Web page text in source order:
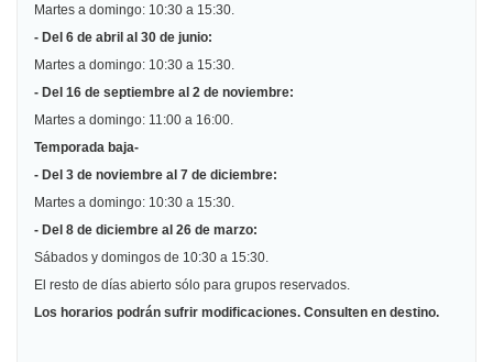
Martes a domingo: 10:30 a 15:30.
- Del 6 de abril al 30 de junio:
Martes a domingo: 10:30 a 15:30.
- Del 16 de septiembre al 2 de noviembre:
Martes a domingo: 11:00 a 16:00.
Temporada baja-
- Del 3 de noviembre al 7 de diciembre:
Martes a domingo: 10:30 a 15:30.
- Del 8 de diciembre al 26 de marzo:
Sábados y domingos de 10:30 a 15:30.
El resto de días abierto sólo para grupos reservados.
Los horarios podrán sufrir modificaciones. Consulten en destino.